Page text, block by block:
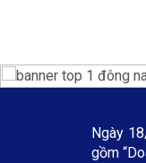
Ngày
gồm